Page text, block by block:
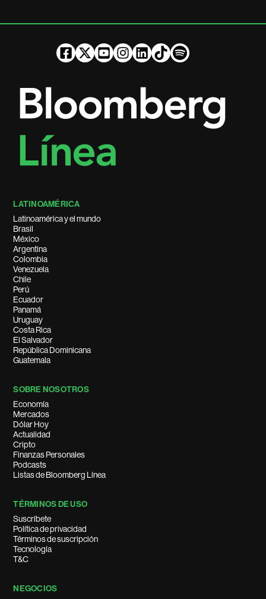
LATINOAMÉRICA
Latinoamérica y el mundo
Brasil
México
Argentina
Colombia
Venezuela
Chile
Perú
Ecuador
Panamá
Uruguay
Costa Rica
El Salvador
República Dominicana
Guatemala
SOBRE NOSOTROS
Economía
Mercados
Dólar Hoy
Actualidad
Cripto
Finanzas Personales
Podcasts
Listas de Bloomberg Línea
TÉRMINOS DE USO
Suscríbete
Política de privacidad
Términos de suscripción
Tecnología
T&C
NEGOCIOS